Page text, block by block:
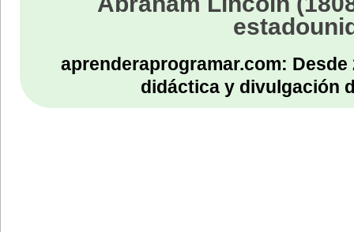
aprenderaprogramar.com:
didáctica y divulgación